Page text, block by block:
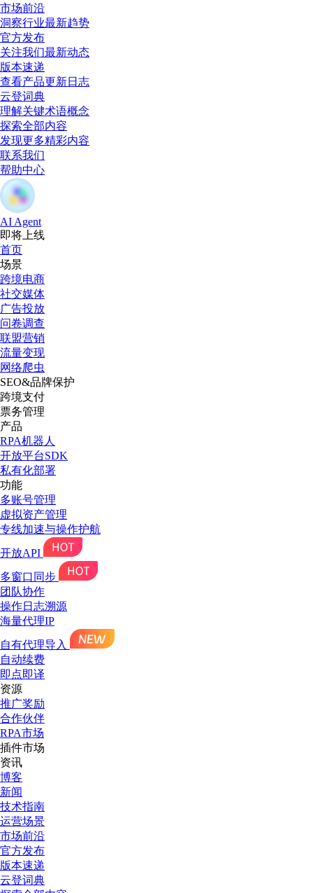
市场前沿
洞察行业最新趋势
官方发布
关注我们最新动态
版本速递
查看产品更新日志
云登词典
理解关键术语概念
探索全部内容
发现更多精彩内容
联系我们
帮助中心
AI Agent
即将上线
首页
场景
跨境电商
社交媒体
广告投放
问卷调查
联盟营销
流量变现
网络爬虫
SEO&品牌保护
跨境支付
票务管理
产品
RPA机器人
开放平台SDK
私有化部署
功能
多账号管理
虚拟资产管理
专线加速与操作护航
开放API
多窗口同步
团队协作
操作日志溯源
海量代理IP
自有代理导入
自动续费
即点即译
资源
推广奖励
合作伙伴
RPA市场
插件市场
资讯
博客
新闻
技术指南
运营场景
市场前沿
官方发布
版本速递
云登词典